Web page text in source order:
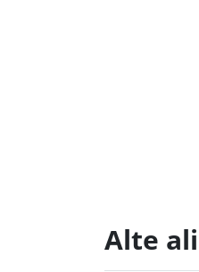
Alte